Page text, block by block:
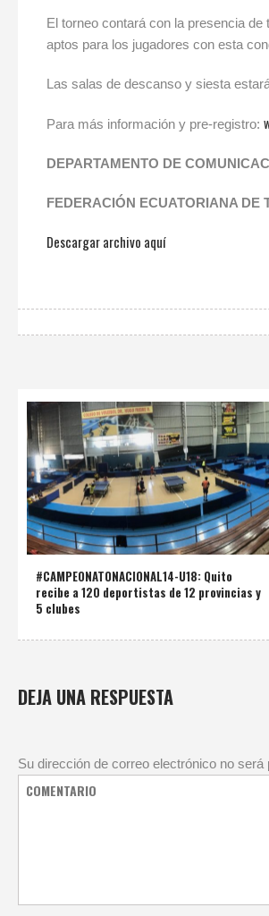
El torneo contará con la presencia
aptos para los jugadores con esta
Las salas de descanso y siesta
Para más información y pre-registro:
DEPARTAMENTO DE
FEDERACIÓN ECUATORIANA DE
Descargar archivo aquí
#CAMPEONATONACIONAL14-U18: Quito
recibe a 120 deportistas de 12 provincias y
5 clubes
DEJA UNA RESPUESTA
Su dirección de correo electrónico no será